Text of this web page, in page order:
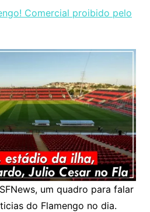
Comercial proibido pelo
um quadro para falar
do Flamengo no dia.